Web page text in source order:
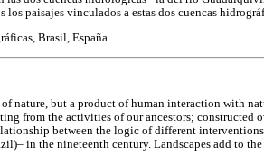
paisajes vinculados a estas dos cuencas
Brasil, España.
nature, but a product of human interaction with
from the activities of our ancestors; constructed
between the logic of different
in the nineteenth century. Landscapes add to the